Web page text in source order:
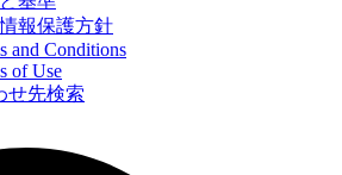
報保護方針
and Conditions
of Use
せ先検索